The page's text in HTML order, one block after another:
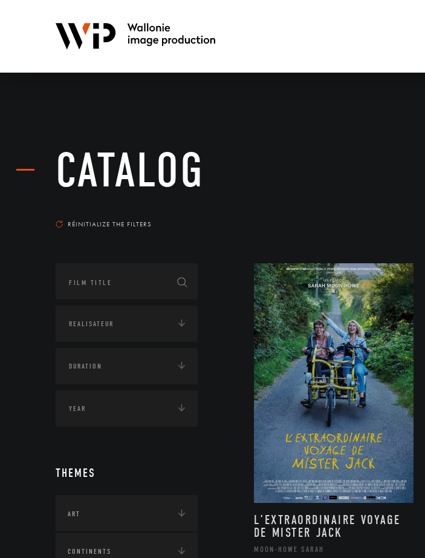
CATALOG
RÉINITIALIZE THE FILTERS
THEMES
ART
CONTINENTS
L’EXTRAORDINAIRE VOYAGE
DE MISTER JACK
MOON-HOWE SARAH